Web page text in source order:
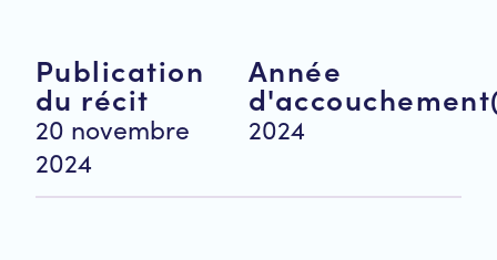
Publication
du récit
20 novembre
2024
Année
2024